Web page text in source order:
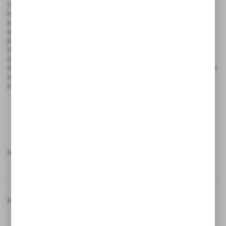
lub substancje mogące powodować poślizgnięcia, stosowanie tych
produktów jest wręcz niezbędne. Przykładowo, w przemyśle
spożywczym maty te chronią zarówno pracowników, jak i klientów
przed niebezpiecznymi sytuacjami. W gastronomii
natomiast zapobiegają wypadkom związanym z rozlaniem płynów
na podłogę. W kontekście medycyny mają one kluczowe znaczenie
dla ochrony pacjentów oraz personelu medycznego. Ich zastosowanie
w szpitalach czy klinikach pozwala uniknąć niebezpiecznych sytuacji
związanych z poślizgnięciami na mokrej powierzchni.